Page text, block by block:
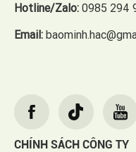
Hotline/Zalo: 0985 294
Email:
CHÍNH SÁCH CÔNG TY